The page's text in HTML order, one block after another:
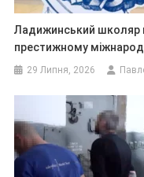
Ладижинський школяр
престижному
29 Липня, 2026